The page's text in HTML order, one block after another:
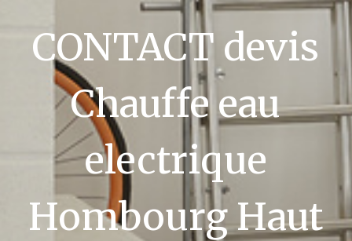
CONTACT devis
Chauffe eau
electrique
Hombourg Haut